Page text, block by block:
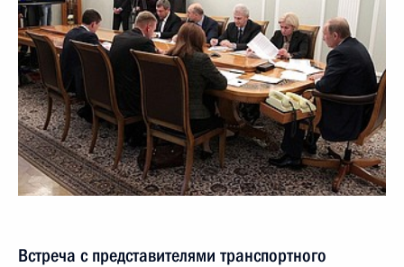
Встреча с представителями транспортного